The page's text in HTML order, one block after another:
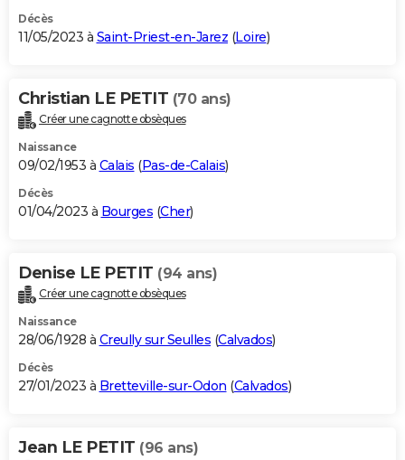
Décès
11/05/2023 à Saint-Priest-en-Jarez (Loire)
Christian LE PETIT (70 ans)
Créer une cagnotte obsèques
Naissance
09/02/1953 à Calais (Pas-de-Calais)
Décès
01/04/2023 à Bourges (Cher)
Denise LE PETIT (94 ans)
Créer une cagnotte obsèques
Naissance
28/06/1928 à Creully sur Seulles (Calvados)
Décès
27/01/2023 à Bretteville-sur-Odon (Calvados)
Jean LE PETIT (96 ans)